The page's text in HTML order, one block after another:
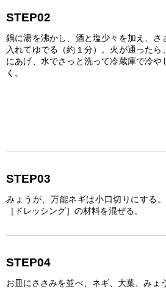
STEP02
鍋に湯を沸かし、酒と塩少々を加え、さ
入れてゆでる（約１分）。火が通ったら
にあげ、水でさっと洗って冷蔵庫で冷や
く。
STEP03
みょうが、万能ネギは小口切りにする
［ドレッシング］の材料を混ぜる。
STEP04
お皿にささみを並べ、ネギ、大葉、みょ